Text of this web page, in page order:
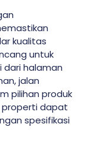
kualitas
untuk
dari halaman
jalan
pilihan produk
properti dapat
spesifikasi